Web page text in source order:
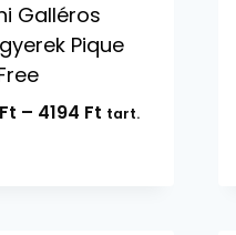
Galléros
Pique
Ft – 4194 Ft Ártartomány:
tart.